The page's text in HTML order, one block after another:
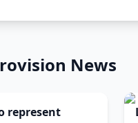
News
represent